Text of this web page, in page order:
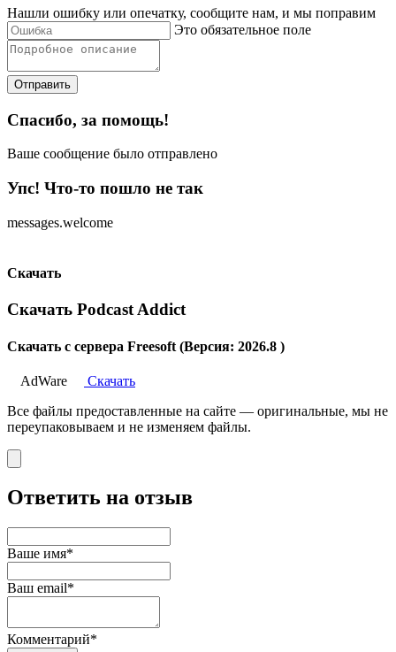
Нашли ошибку или опечатку, сообщите нам, и мы поправим
Это обязательное поле
Отправить
Спасибо, за помощь!
Ваше сообщение было отправлено
Упс! Что-то пошло не так
messages.welcome
Скачать
Скачать Podcast Addict
Скачать с сервера Freesoft (Версия: 2026.8 )
AdWare
Скачать
Все файлы предоставленные на сайте — оригинальные, мы не
переупаковываем и не изменяем файлы.
Ответить на отзыв
Ваше имя*
Ваш email*
Комментарий*